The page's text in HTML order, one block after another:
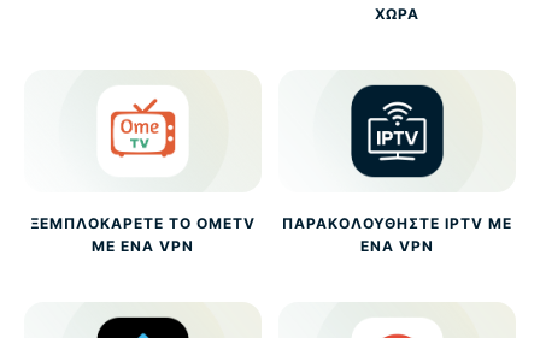
ΧΏΡΑ
ΞΕΜΠΛΟΚΆΡΕΤΕ ΤΟ OMETV
ΜΕ ΈΝΑ VPN
ΠΑΡΑΚΟΛΟΥΘΉΣΤΕ IPTV ΜΕ
ΈΝΑ VPN